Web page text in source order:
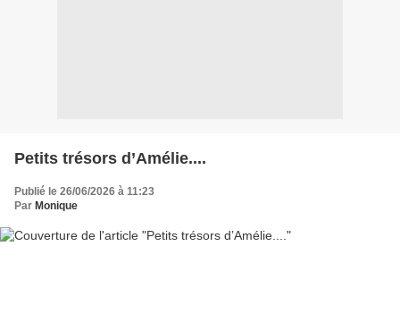
Petits trésors d’Amélie....
Publié le 26/06/2026 à 11:23
Par Monique